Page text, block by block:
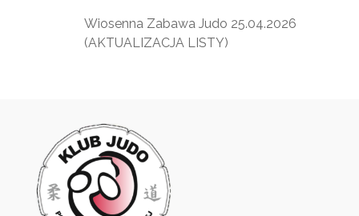
Wiosenna Zabawa Judo 25.04.2026
(AKTUALIZACJA LISTY)